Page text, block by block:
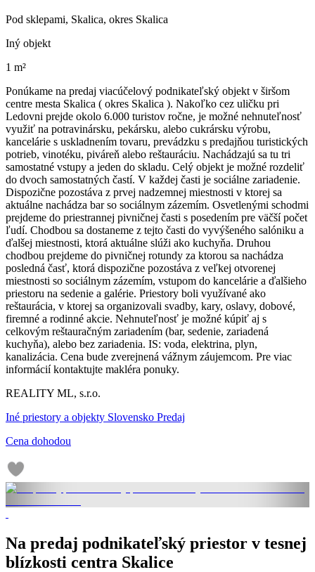
Pod sklepami, Skalica, okres Skalica
Iný objekt
1 m²
Ponúkame na predaj viacúčelový podnikateľský objekt v širšom
centre mesta Skalica ( okres Skalica ). Nakoľko cez uličku pri
Ledovni prejde okolo 6.000 turistov ročne, je možné nehnuteľnosť
využiť na potravinársku, pekársku, alebo cukrársku výrobu,
kancelárie s uskladnením tovaru, prevádzku s predajňou turistických
potrieb, vinotéku, piváreň alebo reštauráciu. Nachádzajú sa tu tri
samostatné vstupy a jeden do skladu. Celý objekt je možné rozdeliť
do dvoch samostatných častí. V každej časti je sociálne zariadenie.
Dispozične pozostáva z prvej nadzemnej miestnosti v ktorej sa
aktuálne nachádza bar so sociálnym zázemím. Osvetlenými schodmi
prejdeme do priestrannej pivničnej časti s posedením pre väčší počet
ľudí. Chodbou sa dostaneme z tejto časti do vyvýšeného salóniku a
ďalšej miestnosti, ktorá aktuálne slúži ako kuchyňa. Druhou
chodbou prejdeme do pivničnej rotundy za ktorou sa nachádza
posledná časť, ktorá dispozične pozostáva z veľkej otvorenej
miestnosti so sociálnym zázemím, vstupom do kancelárie a ďalšieho
priestoru na sedenie a galérie. Priestory boli využívané ako
reštaurácia, v ktorej sa organizovali svadby, kary, oslavy, dobové,
firemné a rodinné akcie. Nehnuteľnosť je možné kúpiť aj s
celkovým reštauračným zariadením (bar, sedenie, zariadená
kuchyňa), alebo bez zariadenia. IS: voda, elektrina, plyn,
kanalizácia. Cena bude zverejnená vážnym záujemcom. Pre viac
informácií kontaktujte makléra ponuky.
REALITY ML, s.r.o.
Iné priestory a objekty Slovensko Predaj
Cena dohodou
Na predaj podnikateľský priestor v tesnej
blízkosti centra Skalice